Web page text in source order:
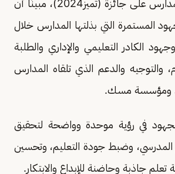
سعادته بحصول المدارس على جائزة (تميز2024)، مبينًا أن
المستمرة التي بذلتها المدارس خلال
الكادر التعليمي والإداري والطلبة
والتوجيه والدعم الذي تلقاه المدارس
ومؤسسة مسك.
في رؤية موحدة وواضحة لتحقيق
المدرسي، وضبط جودة التعليم، وتحسين
تعلم جاذبة وحاضنة للإبداع والابتكار.